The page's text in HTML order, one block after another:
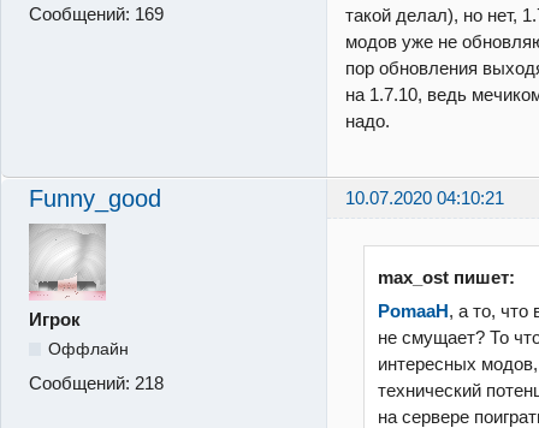
Сообщений: 169
такой делал), но нет,
модов уже не
пор обновления
на 1.7.10, ведь
надо.
Funny_good 10.07.2020 04:10:21
Игрок
Оффлайн
Сообщений: 218
max_ost пишет:
PomaaH, а то, что
не смущает? То
интересных
технический
на сервере